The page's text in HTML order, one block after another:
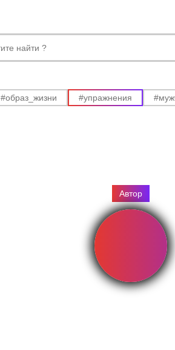
#образ_жизни #упражнения
Автор